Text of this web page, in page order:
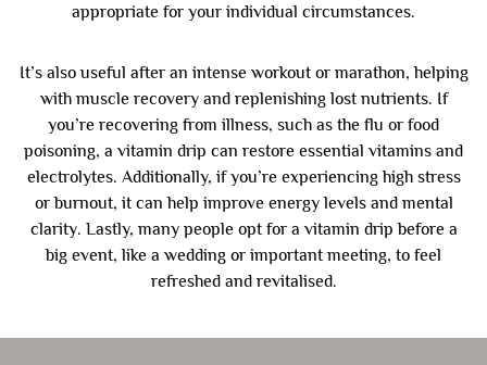
appropriate for your individual circumstances.
It’s also useful after an intense workout or marathon, helping
with muscle recovery and replenishing lost nutrients. If
you’re recovering from illness, such as the flu or food
poisoning, a vitamin drip can restore essential vitamins and
electrolytes. Additionally, if you’re experiencing high stress
or burnout, it can help improve energy levels and mental
clarity. Lastly, many people opt for a vitamin drip before a
big event, like a wedding or important meeting, to feel
refreshed and revitalised.